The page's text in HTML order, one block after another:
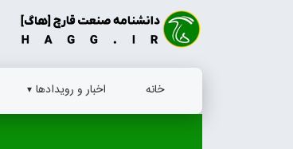
خانه اخبار و رویدادها